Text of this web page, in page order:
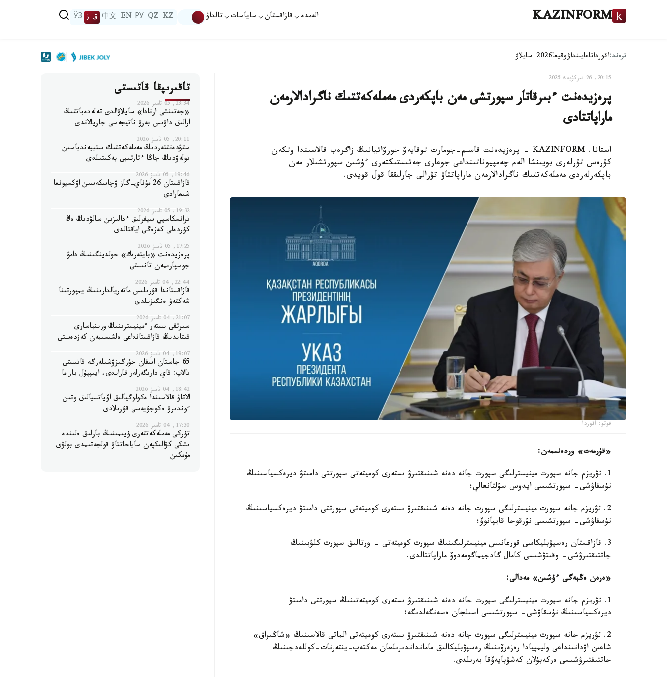
KAZINFORM الەمدە قازاقستان ساياسات تالداۋ KZ
QZ
РУ
EN
中文 ق ز ЎЗ
ترەند:اقورداتاعايىنداۋوقيعا2026-سايلاۋ
20:15, 26 قىركۇيەك 2025
پرەزيدەنت ءبىرقاتار سپورتشى مەن باپكەردى مەملەكەتتىك ناگرادالارمەن
ماراپاتتادى
استانا. KAZINFORM - پرەزيدەنت قاسىم-جومارت توقايەۆ حورۆاتيانىڭ زاگرەب قالاسىندا وتكەن
كۇرەس تۇرلەرى بويىنشا الەم چەمپيوناتىنداعى جوعارى جەتىستىكتەرى ءۇشىن سپورتشىلار مەن
باپكەرلەردى مەملەكەتتىك ناگرادالارمەن ماراپاتتاۋ تۋرالى جارلىققا قول قويدى.
فوتو: اقوردا
«قۇرمەت» وردەنىمەن:
1. تۋريزم جانە سپورت مينيسترلىگى سپورت جانە دەنە شىنىقتىرۋ ىستەرى كوميتەتى سپورتتى دامىتۋ ديرەكسياسىنىڭ
نۇسقاۋشى- سپورتشىسى ايدوس سۇلتانعالي؛
2. تۋريزم جانە سپورت مينيسترلىگى سپورت جانە دەنە شىنىقتىرۋ ىستەرى كوميتەتى سپورتتى دامىتۋ ديرەكسياسىنىڭ
نۇسقاۋشى- سپورتشىسى نۇرقوجا قايپانوۆ؛
3. قازاقستان رەسپۋبليكاسى قورعانىس مينيسترلىگىنىڭ سپورت كوميتەتى - ورتالىق سپورت كلۋبىنىڭ
جاتتىقتىرۋشى- وقىتۋشىسى كامال گادجيماگومەدوۆ ماراپاتتالدى.
«ەرەن ەڭبەگى ءۇشىن» مەدالى:
1. تۋريزم جانە سپورت مينيسترلىگى سپورت جانە دەنە شىنىقتىرۋ ىستەرى كوميتەتىنىڭ سپورتتى دامىتۋ
ديرەكسياسىنىڭ نۇسقاۋشى- سپورتشىسى اسىلجان ەسەنگەلدىگە؛
2. تۋريزم جانە سپورت مينيسترلىگى سپورت جانە دەنە شىنىقتىرۋ ىستەرى كوميتەتى الماتى قالاسىنىڭ «شاڭىراق»
شاعىن اۋدانىنداعى وليمپيادا رەزەرۆىنىڭ رەسپۋبليكالىق مامانداندىرىلعان مەكتەپ-ينتەرنات-كوللەدجىنىڭ
جاتتىقتىرۋشىسى ەركەبۇلان كەشۋبايەۆقا بەرىلدى.
تاقىرىپقا قاتىستى
23:34, 05 تامىز 2026
«جەتىنشى ارنادا» سايلاۋالدى تەلەدەباتتىڭ
ارالىق داۋىس بەرۋ ناتيجەسى جاريالاندى
20:11, 05 تامىز 2026
ستۋدەنتتەردىڭ مەملەكەتتىك ستيپەندياسىن
تولەۋدىڭ جاڭا ءتارتىبى بەكىتىلدى
19:46, 05 تامىز 2026
قازاقستان 26 مۇناي-گاز ۋچاسكەسىن اۋكسيونعا
شىعارادى
19:32, 05 تامىز 2026
ترانسكاسپي سيفرلىق ءدالىزىن سالۋدىڭ ەڭ
كۇردەلى كەزەڭى اياقتالدى
17:25, 05 تامىز 2026
پرەزيدەنت «بايتەرەك» حولدينگىنىڭ دامۋ
جوسپارىمەن تانىستى
22:44, 04 تامىز 2026
قازاقستاندا قۇرىلىس ماتەريالدارىنىڭ يمپورتىنا
شەكتەۋ ەنگىزىلدى
21:07, 04 تامىز 2026
سىرتقى ىستەر ءمينيسترىنىڭ ورىنباسارى
قىتايدىڭ قازاقستانداعى ەلشىسىمەن كەزدەستى
19:07, 04 تامىز 2026
65 جاستان اسقان جۇرگىزۋشىلەرگە قاتىستى
تالاپ: قاي دارىگەرلەر قارايدى، ايىپپۇل بار ما
18:42, 04 تامىز 2026
الاتاۋ قالاسىندا ەكولوگيالىق اۆياتسيالىق وتىن
ءوندىرۋ ەكوجۇيەسى قۇرىلادى
17:30, 04 تامىز 2026
تۇركى مەملەكەتتەرى ۇيىمىنىڭ بارلىق ەلىندە
ىشكى كۋالىكپەن ساياحاتتاۋ قولجەتىمدى بولۋى
مۇمكىن